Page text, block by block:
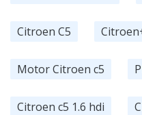
Citroen C5
Motor Citroen c5
Citroen c5 1.6 hdi